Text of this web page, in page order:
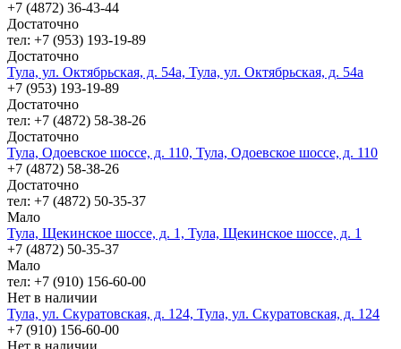
+7 (4872) 36-43-44
Достаточно
тел: +7 (953) 193-19-89
Достаточно
Тула, ул. Октябрьская, д. 54а, Тула, ул. Октябрьская, д. 54а
+7 (953) 193-19-89
Достаточно
тел: +7 (4872) 58-38-26
Достаточно
Тула, Одоевское шоссе, д. 110, Тула, Одоевское шоссе, д. 110
+7 (4872) 58-38-26
Достаточно
тел: +7 (4872) 50-35-37
Мало
Тула, Щекинское шоссе, д. 1, Тула, Щекинское шоссе, д. 1
+7 (4872) 50-35-37
Мало
тел: +7 (910) 156-60-00
Нет в наличии
Тула, ул. Скуратовская, д. 124, Тула, ул. Скуратовская, д. 124
+7 (910) 156-60-00
Нет в наличии